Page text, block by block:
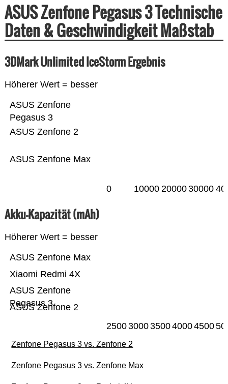
ASUS Zenfone Pegasus 3 Technische
Daten & Geschwindigkeit Maßstab
3DMark Unlimited IceStorm Ergebnis
Höherer Wert = besser
ASUS Zenfone Max
ASUS Zenfone 2
ASUS Zenfone
Pegasus 3
0 10000 2000030000
Akku-Kapazität (mAh)
Höherer Wert = besser
ASUS Zenfone 2
ASUS Zenfone
Pegasus 3
Xiaomi Redmi 4X
ASUS Zenfone Max
25003000350040004500
Zenfone Pegasus 3 vs. Zenfone 2
Zenfone Pegasus 3 vs. Zenfone Max